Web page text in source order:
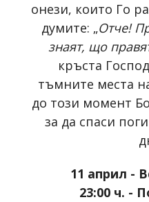
онези, които Го
думите: „Отче!
знаят, що
кръста
тъмните места
до този момент
за да спаси
11 април -
23:00 ч. -